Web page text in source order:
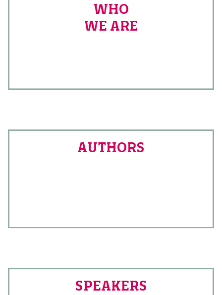
WHO
WE ARE
AUTHORS
SPEAKERS